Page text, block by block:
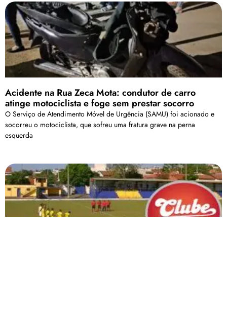
Acidente na Rua Zeca Mota: condutor de carro
atinge motociclista e foge sem prestar socorro
O Serviço de Atendimento Móvel de Urgência (SAMU) foi acionado e
socorreu o motociclista, que sofreu uma fratura grave na perna
esquerda